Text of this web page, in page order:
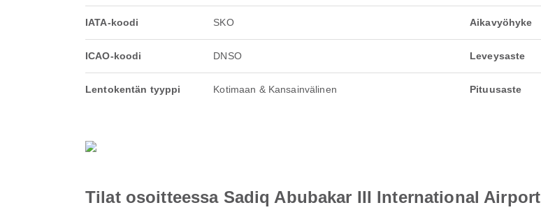
IATA-koodi SKO
ICAO-koodi DNSO
Lentokentän tyyppi Kotimaan & Kansainvälinen
Aikavyöhyke
Leveysaste
Pituusaste
Tilat osoitteessa Sadiq Abubakar III International Airport